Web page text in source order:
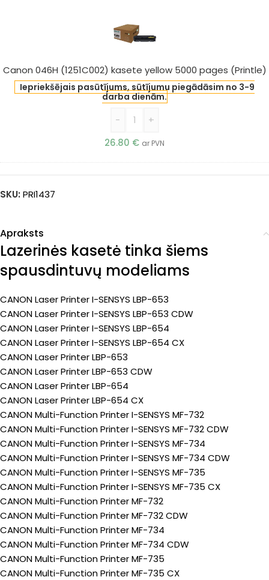
(1251C002)
kasete
5000
pages
(Printle)
Canon 046H (1251C002) kasete yellow 5000 pages (Printle)
Iepriekšējais pasūtījums, sūtījumu piegādāsim no 3-9
darba dienām.
-
+
26.80 € ar PVN
SKU: PRI1437
Apraksts
Lazerinės kasetė tinka šiems
spausdintuvų modeliams
CANON Laser Printer I-SENSYS LBP-653
CANON Laser Printer I-SENSYS LBP-653 CDW
CANON Laser Printer I-SENSYS LBP-654
CANON Laser Printer I-SENSYS LBP-654 CX
CANON Laser Printer LBP-653
CANON Laser Printer LBP-653 CDW
CANON Laser Printer LBP-654
CANON Laser Printer LBP-654 CX
CANON Multi-Function Printer I-SENSYS MF-732
CANON Multi-Function Printer I-SENSYS MF-732 CDW
CANON Multi-Function Printer I-SENSYS MF-734
CANON Multi-Function Printer I-SENSYS MF-734 CDW
CANON Multi-Function Printer I-SENSYS MF-735
CANON Multi-Function Printer I-SENSYS MF-735 CX
CANON Multi-Function Printer MF-732
CANON Multi-Function Printer MF-732 CDW
CANON Multi-Function Printer MF-734
CANON Multi-Function Printer MF-734 CDW
CANON Multi-Function Printer MF-735
CANON Multi-Function Printer MF-735 CX